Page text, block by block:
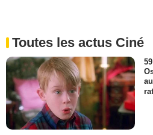
Toutes les actus Ciné